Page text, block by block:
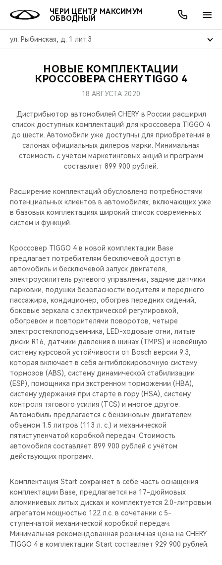
ЧЕРИ ЦЕНТР МАКСИМУМ
ОБВОДНЫЙ
ул. Рыбинская, д. 1 лит.3
МОДЕЛИ
КРОССОВЕРЫ
СЕДАНЫ
НОВИНКИ
ПОКУПАТЕЛЯМ
КРЕДИТ И СТРАХОВАНИЕ
ВЛАДЕЛЬЦАМ
ЗАПЧАСТИ И АКСЕССУАРЫ
ПОДДЕРЖКА
МИР CHERY
О БРЕНДЕ
CHERY В СОЦСЕТЯХ
CHERY REMOTE
CHERY CONNECT
НАШИ МЕРОПРИЯТИЯ
ВИДЕООБЗОРЫ
CHERY ДЛЯ ДЕТЕЙ
АКЦИИ
ОНЛАЙН СЕРВИСЫ
КРЕДИТ
О КОМПАНИИ
МЫ В СОЦСЕТЯХ
НОВЫЕ КОМПЛЕКТАЦИИ
КРОССОВЕРА CHERY TIGGO 4
18 АВГУСТА 2020
Дистрибьютор автомобилей CHERY в России расширил
список доступных комплектаций для кроссовера TIGGO 4
до шести. Автомобили уже доступны для приобретения в
салонах официальных дилеров марки. Минимальная
стоимость с учётом маркетинговых акций и программ
составляет 899 900 рублей.
Расширение комплектаций обусловлено потребностями
потенциальных клиентов в автомобилях, включающих уже
в базовых комплектациях широкий список современных
систем и функций.
Кроссовер TIGGO 4 в новой комплектации Base
предлагает потребителям бесключевой доступ в
автомобиль и бесключевой запуск двигателя,
электроусилитель рулевого управления, задние датчики
парковки, подушки безопасности водителя и переднего
пассажира, кондиционер, обогрев передних сидений,
боковые зеркала с электрической регулировкой,
обогревом и повторителями поворотов, четыре
электростеклоподъемника, LED-ходовые огни, литые
диски R16, датчики давления в шинах (TMPS) и новейшую
систему курсовой устойчивости от Bosch версии 9.3,
которая включает в себя антиблокировочную систему
тормозов (ABS), систему динамической стабилизации
(ESP), помощника при экстренном торможении (HBA),
систему удержания при старте в гору (HSA), систему
контроля тягового усилия (TCS) и многое другое.
Автомобиль предлагается с бензиновым двигателем
объемом 1.5 литров (113 л. с.) и механической
пятиступенчатой коробкой передач. Стоимость
автомобиля составляет 899 900 рублей с учётом
действующих программ.
Комплектация Start сохраняет в себе часть оснащения
комплектации Base, предлагается на 17-дюймовых
алюминиевых литых дисках и комплектуется 2.0-литровым
агрегатом мощностью 122 л.с. в сочетании с 5-
ступенчатой механической коробкой передач.
Минимальная рекомендованная розничная цена на CHERY
TIGGO 4 в комплектации Start составляет 929 900 рублей.